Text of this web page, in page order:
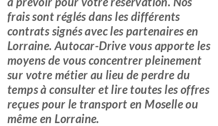
frais sont réglés dans les différents
contrats signés avec les partenaires en
Lorraine. Autocar-Drive vous apporte les
moyens de vous concentrer pleinement
sur votre métier au lieu de perdre du
temps à consulter et lire toutes les offres
reçues pour le transport en Moselle ou
même en Lorraine.